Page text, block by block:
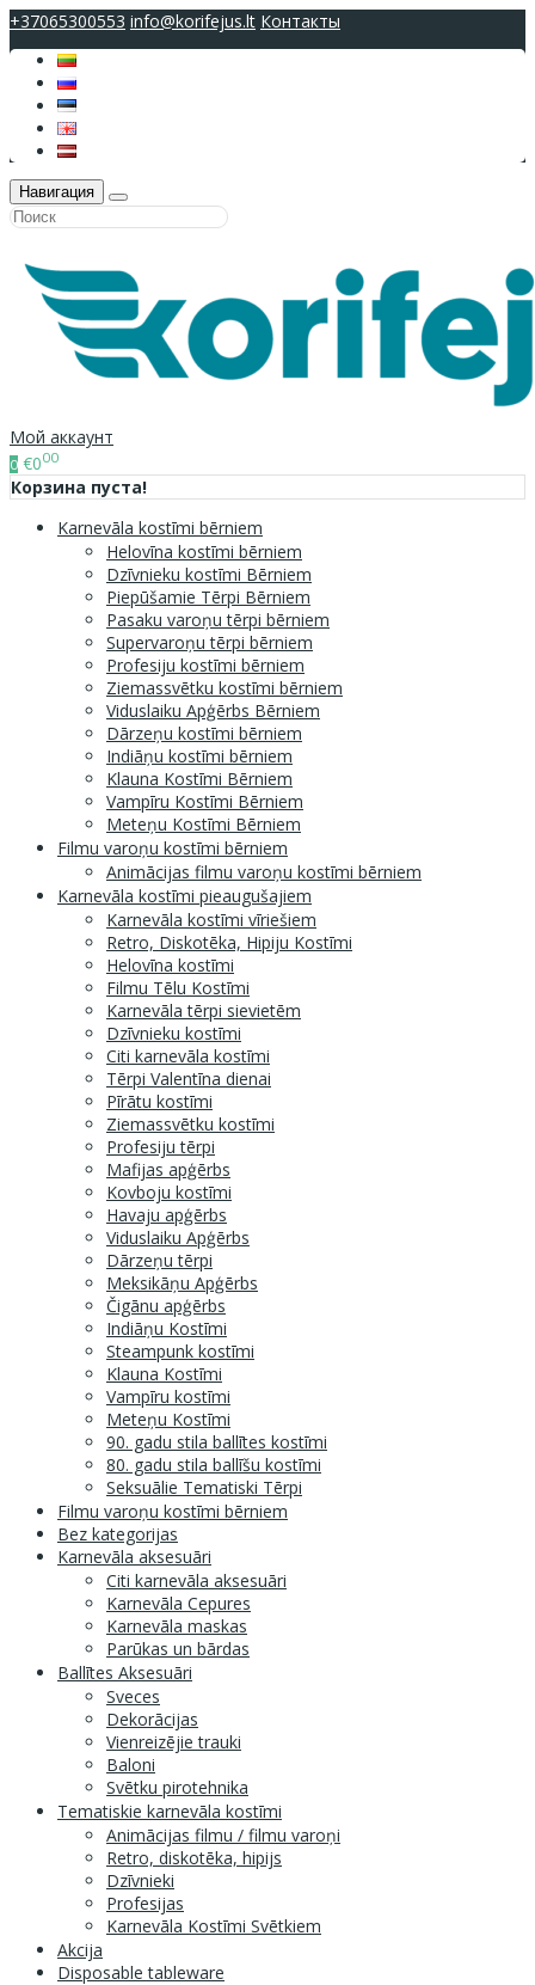
+37065300553 info@korifejus.lt Контакты
Навигация
Мой аккаунт
0 €000
Корзина пуста!
Karnevāla kostīmi bērniem
Helovīna kostīmi bērniem
Dzīvnieku kostīmi Bērniem
Piepūšamie Tērpi Bērniem
Pasaku varoņu tērpi bērniem
Supervaroņu tērpi bērniem
Profesiju kostīmi bērniem
Ziemassvētku kostīmi bērniem
Viduslaiku Apģērbs Bērniem
Dārzeņu kostīmi bērniem
Indiāņu kostīmi bērniem
Klauna Kostīmi Bērniem
Vampīru Kostīmi Bērniem
Meteņu Kostīmi Bērniem
Filmu varoņu kostīmi bērniem
Animācijas filmu varoņu kostīmi bērniem
Karnevāla kostīmi pieaugušajiem
Karnevāla kostīmi vīriešiem
Retro, Diskotēka, Hipiju Kostīmi
Helovīna kostīmi
Filmu Tēlu Kostīmi
Karnevāla tērpi sievietēm
Dzīvnieku kostīmi
Citi karnevāla kostīmi
Tērpi Valentīna dienai
Pīrātu kostīmi
Ziemassvētku kostīmi
Profesiju tērpi
Mafijas apģērbs
Kovboju kostīmi
Havaju apģērbs
Viduslaiku Apģērbs
Dārzeņu tērpi
Meksikāņu Apģērbs
Čigānu apģērbs
Indiāņu Kostīmi
Steampunk kostīmi
Klauna Kostīmi
Vampīru kostīmi
Meteņu Kostīmi
90. gadu stila ballītes kostīmi
80. gadu stila ballīšu kostīmi
Seksuālie Tematiski Tērpi
Filmu varoņu kostīmi bērniem
Bez kategorijas
Karnevāla aksesuāri
Citi karnevāla aksesuāri
Karnevāla Cepures
Karnevāla maskas
Parūkas un bārdas
Ballītes Aksesuāri
Sveces
Dekorācijas
Vienreizējie trauki
Baloni
Svētku pirotehnika
Tematiskie karnevāla kostīmi
Animācijas filmu / filmu varoņi
Retro, diskotēka, hipijs
Dzīvnieki
Profesijas
Karnevāla Kostīmi Svētkiem
Akcija
Disposable tableware